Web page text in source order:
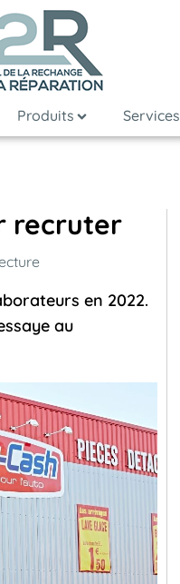
Produits Services
recruter
en 2022.
au